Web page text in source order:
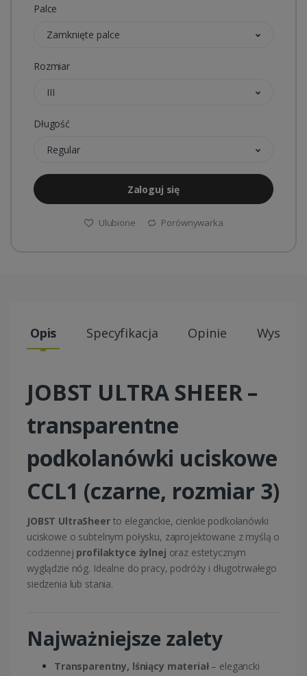
Palce
Zamknięte palce
Rozmiar
III
Długość
Regular
Zaloguj się
Ulubione Porównywarka
Opis Specyfikacja Opinie Wysyłki
JOBST ULTRA SHEER –
transparentne
podkolanówki uciskowe
CCL1 (czarne, rozmiar 3)
JOBST UltraSheerto eleganckie, cienkie podkolanówki
uciskowe o subtelnym połysku, zaprojektowane z myślą o
codziennej profilaktyce żylnej oraz estetycznym
wyglądzie nóg. Idealne do pracy, podróży i długotrwałego
siedzenia lub stania.
Najważniejsze zalety
Transparentny, lśniący materiał– elegancki